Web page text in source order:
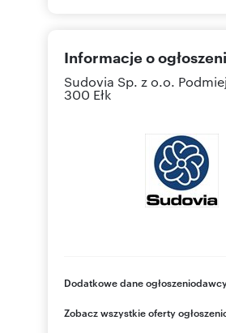
Informacje o
Sudovia Sp. z o.o.
300 Ełk
Dodatkowe dane
ul. Pułaskiego 5 lok 19
Zobacz wszystkie oferty